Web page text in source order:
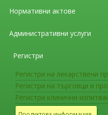
Нормативни актове
Административни услуги
Регистри
Регистри на лекарствени
Регистри на търговци и
Регистри клинични
членки.
ВАЖНО!!!